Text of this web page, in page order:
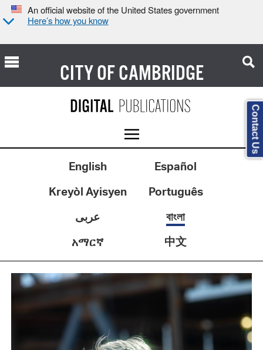
An official website of the United States government
Here’s how you know
CITY OFCAMBRIDGE
English
Español
Kreyòl Ayisyen
Português
عربى
বাংলা
አማርኛ
中文
Contact Us